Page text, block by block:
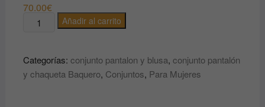
70.00€
Cantidad Añadir al carrito
Categorías: conjunto pantalon y blusa, conjunto pantalón
y chaqueta Baquero, Conjuntos, Para Mujeres